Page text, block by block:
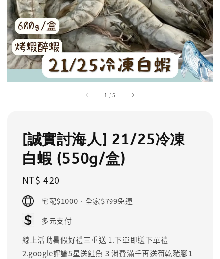
1 /5
[誠實討海人] 21/25冷凍
白蝦 (550g/盒)
Regular
price
NT$ 420
宅配$1000、全家$799免運
多元支付
線上活動暑假好禮三重送 1.下單即送下單禮
2.google評論5星送鮭魚 3.消費滿千再送筍乾豬腳1